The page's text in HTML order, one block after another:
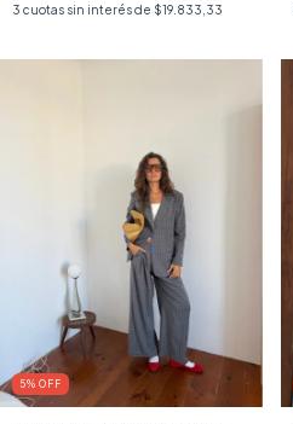
3 cuotas sin interés de $19.833,33
5% OFF